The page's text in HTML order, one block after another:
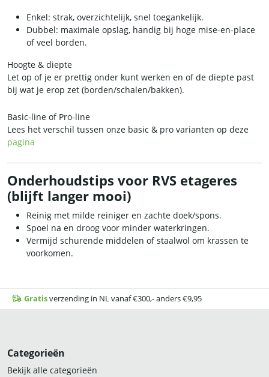
Enkel: strak, overzichtelijk, snel toegankelijk.
Dubbel: maximale opslag, handig bij hoge mise-en-place
of veel borden.
Hoogte & diepte
Let op of je er prettig onder kunt werken en of de diepte past
bij wat je erop zet (borden/schalen/bakken).
Basic-line of Pro-line
Lees het verschil tussen onze basic & pro varianten op deze
pagina
Onderhoudstips voor RVS etageres
(blijft langer mooi)
Reinig met milde reiniger en zachte doek/spons.
Spoel na en droog voor minder waterkringen.
Vermijd schurende middelen of staalwol om krassen te
voorkomen.
Gratisverzending in NL vanaf €300,- anders €9,95
Categorieën
Bekijk alle categorieën